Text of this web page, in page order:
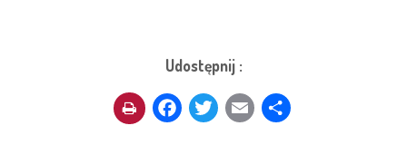
Udostępnij :
Facebook
Twitter
Email